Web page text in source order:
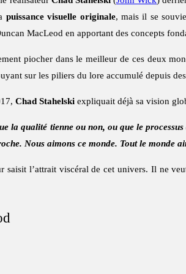
puissance visuelle originale, mais il se
MacLeod en apportant des concepts
piocher dans le meilleur de ces deux
sur les piliers du lore accumulé depuis
Chad Stahelski expliquait déjà sa vision
la qualité tienne ou non, ou que le
Nous aimons ce monde. Tout le
saisit l’attrait viscéral de cet univers. Il ne